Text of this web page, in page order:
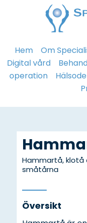
Hem Om
Digital vård
operation
Hammartå,
småtårna
Översikt